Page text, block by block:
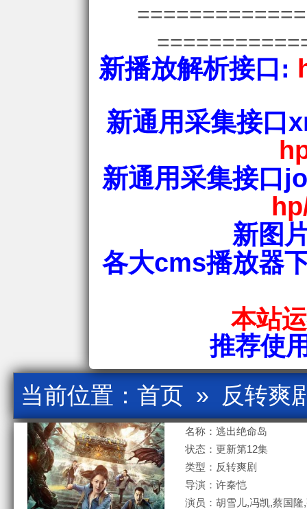
新播放解析接口:
新通用采集接口
新通用采集接口
新图
各大cms播放器
本站
推荐使
当前位置： 首页 » 反转爽
名称：逃出绝命岛
状态：更新第12集
类型：反转爽剧
导演：许秦恺
演员：胡雪儿,冯凯,蔡国隆